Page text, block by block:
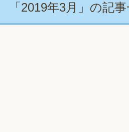
「2019年3月」の記